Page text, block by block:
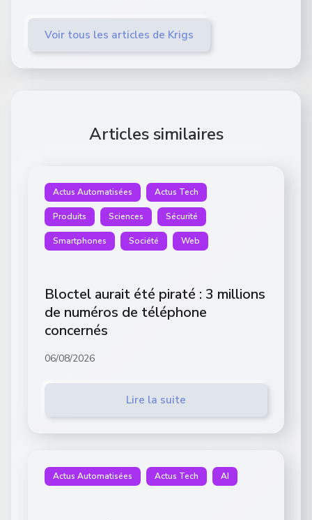
Voir tous les articles de Krigs
Articles similaires
Actus Automatisées Actus Tech
Produits Sciences Sécurité
Smartphones Société Web
Bloctel aurait été piraté : 3 millions
de numéros de téléphone
concernés
06/08/2026
Lire la suite
Actus Automatisées Actus Tech AI